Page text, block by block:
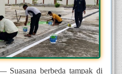
Suasana berbeda tampak di